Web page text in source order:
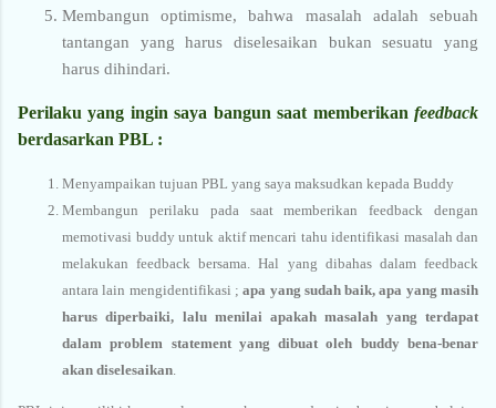
Membangun optimisme, bahwa masalah adalah sebuah
tantangan yang harus diselesaikan bukan sesuatu yang
harus dihindari.
Perilaku yang ingin saya bangun saat memberikan feedback
berdasarkan PBL :
Menyampaikan tujuan PBL yang saya maksudkan kepada Buddy
Membangun perilaku pada saat memberikan feedback dengan
memotivasi buddy untuk aktif mencari tahu identifikasi masalah dan
melakukan feedback bersama. Hal yang dibahas dalam feedback
antara lain mengidentifikasi ;apa yang sudah baik, apa yang masih
harus diperbaiki, lalu menilai apakah masalah yang terdapat
dalam problem statement yang dibuat oleh buddy bena-benar
akan diselesaikan.